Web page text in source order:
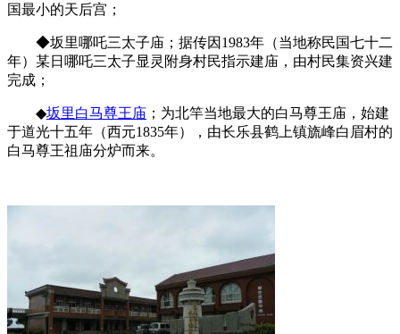
国最小的天后宫；
◆坂里哪吒三太子庙；据传因1983年（当地称民国七十二
年）某日哪吒三太子显灵附身村民指示建庙，由村民集资兴建
完成；
◆坂里白马尊王庙 ；为北竿当地最大的白马尊王庙，始建
于道光十五年（西元1835年），由长乐县鹤上镇旒峰白眉村的
白马尊王祖庙分炉而来。